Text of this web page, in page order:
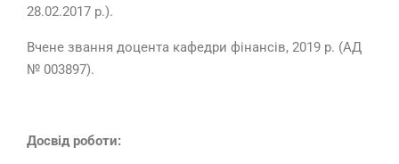
28.02.2017 р.).
Вчене звання доцента кафедри фінансів, 2019 р. (АД
№ 003897).
Досвід роботи: